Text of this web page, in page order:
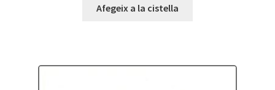
Afegeix a la cistella